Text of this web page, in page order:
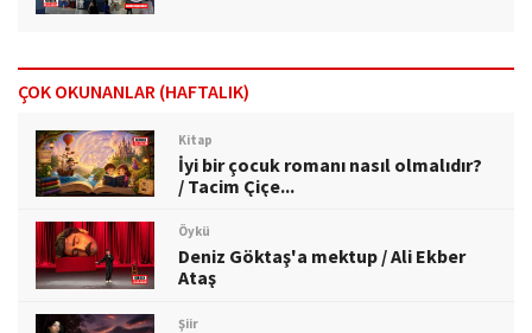
ÇOK OKUNANLAR (HAFTALIK)
Kitap
İyi bir çocuk romanı nasıl olmalıdır?
/ Tacim Çiçe...
Öykü
Deniz Göktaş'a mektup / Ali Ekber
Ataş
Şiir